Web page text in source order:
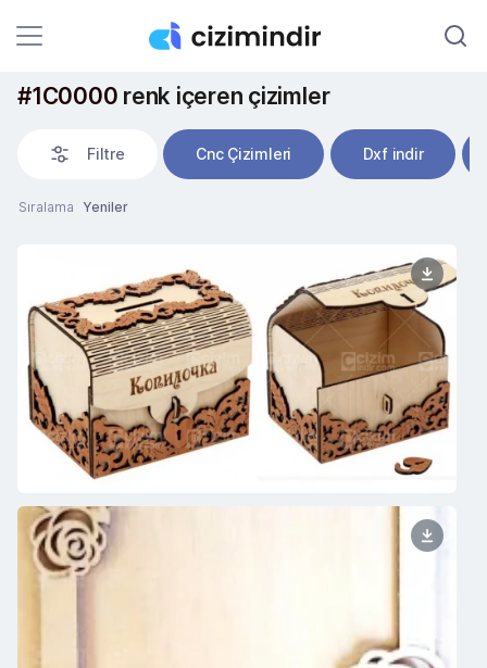
#1C0000 renk içeren çizimler
Filtre Cnc Çizimleri Dxf indir
Sıralama Yeniler